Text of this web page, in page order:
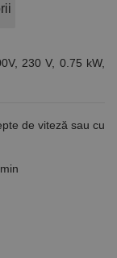
230 V, 0.75 kW,
de viteză sau cu